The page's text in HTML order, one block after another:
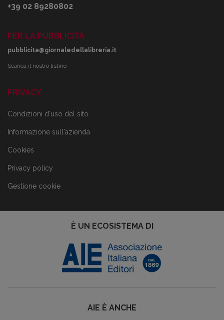
+39 02 89280802
PER LA PUBBLICITÀ
pubblicita@giornaledellalibreria.it
Scarica il nostro listino
PRIVACY
Condizioni d'uso del sito
Informazione sull'azienda
Cookies
Privacy policy
Gestione cookie
È UN ECOSISTEMA DI
AIE È ANCHE